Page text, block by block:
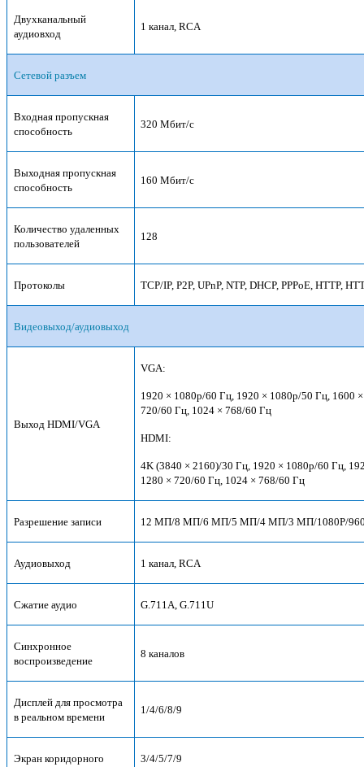
Двухканальный
аудиовход
1 канал, RCA
Сетевой разъем
Входная пропускная
способность
320 Мбит/с
Выходная пропускная
способность
160 Мбит/с
Количество удаленных
пользователей
128
Протоколы TCP/IP, P2P, UPnP, NTP, DHCP, PPPoE, HTTP,
Видеовыход/аудиовыход
Выход HDMI/VGA
VGA:
1920 × 1080p/60 Гц, 1920 × 1080p/50 Гц, 1600
720/60 Гц, 1024 × 768/60 Гц
HDMI:
4K (3840 × 2160)/30 Гц, 1920 × 1080p/60 Гц,
1280 × 720/60 Гц, 1024 × 768/60 Гц
Разрешение записи 12 МП/8 МП/6 МП/5 МП/4 МП/3 МП/1080P/
Аудиовыход 1 канал, RCA
Сжатие аудио G.711A, G.711U
Синхронное
воспроизведение
8 каналов
Дисплей для просмотра
в реальном времени
1/4/6/8/9
Экран коридорного
3/4/5/7/9